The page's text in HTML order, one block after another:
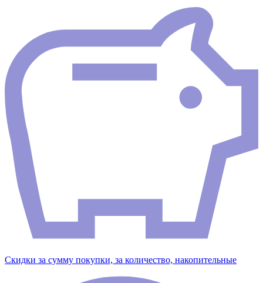
Скидки за сумму покупки, за количество, накопительные